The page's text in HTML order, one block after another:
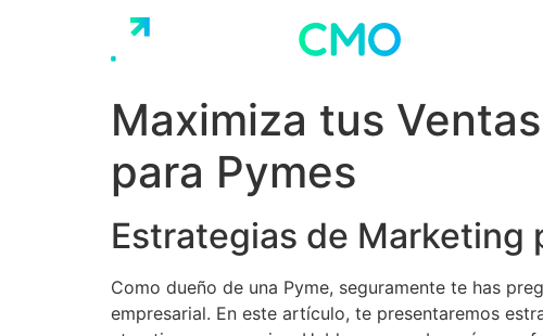
Maximiza tus
para Pymes
Estrategias de Marketing
Como dueño de una Pyme, seguramente te has
empresarial. En este artículo, te presentaremos